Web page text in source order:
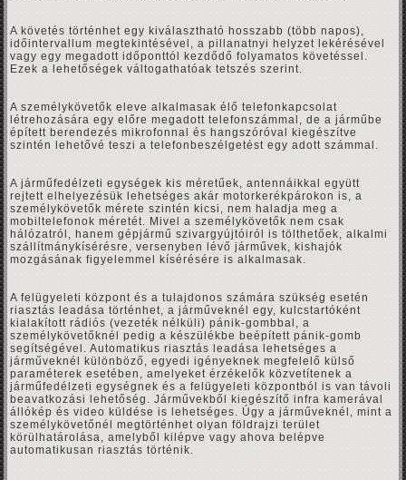
A követés történhet egy kiválasztható hosszabb (több napos),
időintervallum megtekintésével, a pillanatnyi helyzet lekérésével
vagy egy megadott időponttól kezdődő folyamatos követéssel.
Ezek a lehetőségek váltogathatóak tetszés szerint.
A személykövetők eleve alkalmasak élő telefonkapcsolat
létrehozására egy előre megadott telefonszámmal, de a járműbe
épített berendezés mikrofonnal és hangszóróval kiegészítve
szintén lehetővé teszi a telefonbeszélgetést egy adott számmal.
A járműfedélzeti egységek kis méretűek, antennáikkal együtt
rejtett elhelyezésük lehetséges akár motorkerékpárokon is, a
személykövetők mérete szintén kicsi, nem haladja meg a
mobiltelefonok méretét. Mivel a személykövetők nem csak
hálózatról, hanem gépjármű szivargyújtóiról is tölthetőek, alkalmi
szállítmánykísérésre, versenyben lévő járművek, kishajók
mozgásának figyelemmel kísérésére is alkalmasak.
A felügyeleti központ és a tulajdonos számára szükség esetén
riasztás leadása történhet, a járműveknél egy, kulcstartóként
kialakított rádiós (vezeték nélküli) pánik-gombbal, a
személykövetőknél pedig a készülékbe beépített pánik-gomb
segítségével. Automatikus riasztás leadása lehetséges a
járműveknél különböző, egyedi igényeknek megfelelő külső
paraméterek esetében, amelyeket érzékelők közvetítenek a
járműfedélzeti egységnek és a felügyeleti központból is van távoli
beavatkozási lehetőség. Járművekből kiegészítő infra kamerával
állókép és video küldése is lehetséges. Úgy a járműveknél, mint a
személykövetőnél megtörténhet olyan földrajzi terület
körülhatárolása, amelyből kilépve vagy ahova belépve
automatikusan riasztás történik.